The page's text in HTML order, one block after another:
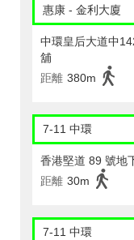
惠康 - 金利大廈
中環皇后大道中
舖
距離 380m
7-11 中環
香港堅道 89 號地
距離 30m
7-11 中環